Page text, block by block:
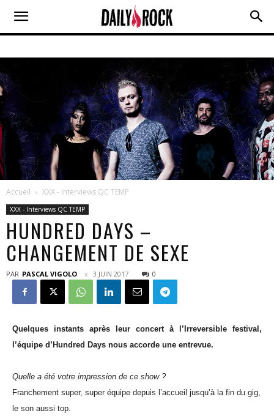
Accueil XXX - Interviews QC TEMP
XXX - Interviews QC TEMP
HUNDRED DAYS –
CHANGEMENT DE SEXE
PAR PASCAL VIGOLO 3 JUIN 2017 0
Quelques instants après leur concert à l’Irreversible festival,
l’équipe d’Hundred Days nous accorde une entrevue.
Quelle a été votre impression de ce show ?
Franchement super, super équipe depuis l’accueil jusqu’à la fin du gig,
le son aussi top.